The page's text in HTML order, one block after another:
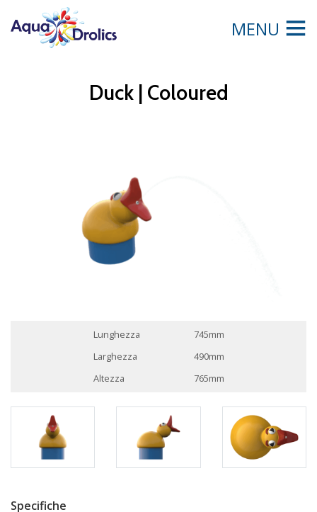
MENU
Duck | Coloured
Lunghezza
745mm
Larghezza
490mm
Altezza
765mm
Specifiche